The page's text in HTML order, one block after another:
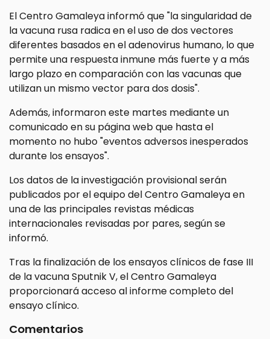
El Centro Gamaleya informó que "la singularidad de
la vacuna rusa radica en el uso de dos vectores
diferentes basados ​​en el adenovirus humano, lo que
permite una respuesta inmune más fuerte y a más
largo plazo en comparación con las vacunas que
utilizan un mismo vector para dos dosis".
Además, informaron este martes mediante un
comunicado en su página web que hasta el
momento no hubo "eventos adversos inesperados
durante los ensayos".
Los datos de la investigación provisional serán
publicados por el equipo del Centro Gamaleya en
una de las principales revistas médicas
internacionales revisadas por pares, según se
informó.
Tras la finalización de los ensayos clínicos de fase III
de la vacuna Sputnik V, el Centro Gamaleya
proporcionará acceso al informe completo del
ensayo clínico.
Comentarios